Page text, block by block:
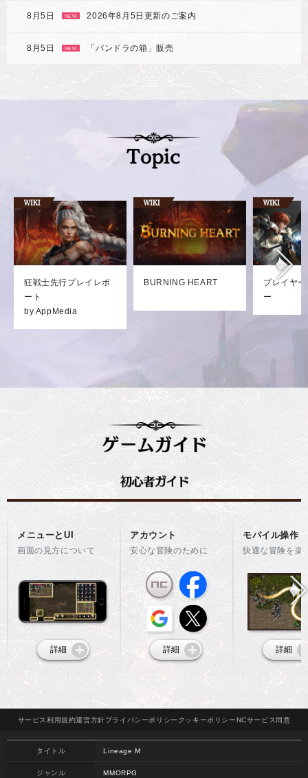
8月5日 NEW 2026年8月5日更新のご案内
8月5日 NEW 「パンドラの箱」販売
狂戦士先行プレイレポ
ート
by AppMedia
BURNING HEART
プレイヤ
ー
メニューとUI
画面の見方について
詳細
アカウント
安心な冒険のために
詳細
モバイル操作
快適な冒険を楽
詳細
サービス 利用規約運営方針プライバシーポリシー クッキーポリシーNCサービス 同意
タイトル Lineage M
ジャンル MMORPG